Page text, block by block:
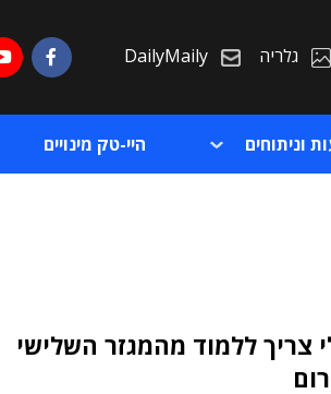
גלריה DailyMaily
וניתוחים היי-טק מינויים
צריך ללמוד מהמגזר השלישי